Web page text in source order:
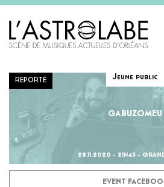
REPORTÉ Jeune public
GABUZOMEU
28.11.2020 - 21H45 -
EVENT